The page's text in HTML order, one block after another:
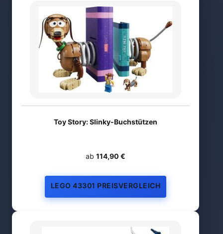
Toy Story: Slinky-Buchstützen
ab 114,90 €
LEGO 43301 PREISVERGLEICH